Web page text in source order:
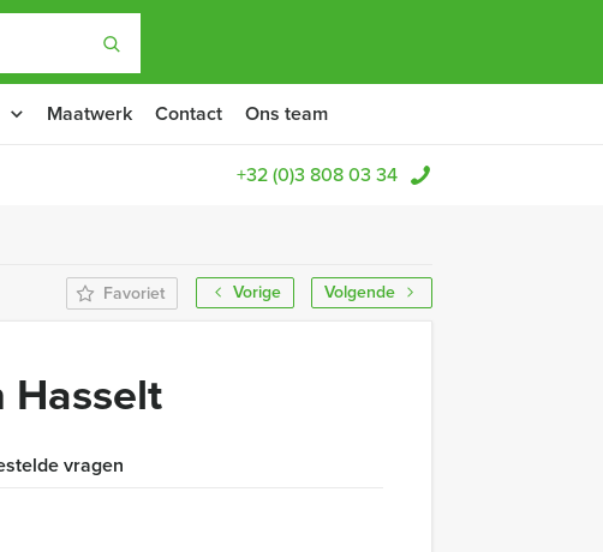
Maatwerk Contact Ons team
+32 (0)3 808 03 34
Vorige
Volgende
Favoriet
Hasselt
vragen